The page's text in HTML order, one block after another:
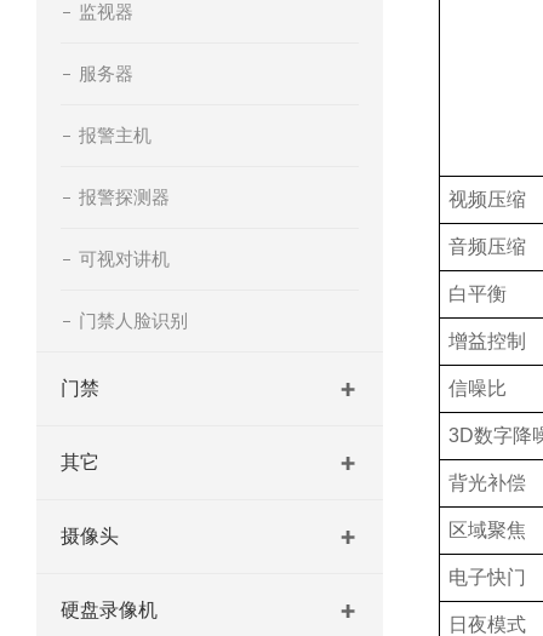
监视器
服务器
报警主机
报警探测器
可视对讲机
门禁人脸识别
门禁
其它
摄像头
硬盘录像机
视频压缩
音频压缩
白平衡
增益控制
信噪比
3D数字降
背光补偿
区域聚焦
电子快门
日夜模式